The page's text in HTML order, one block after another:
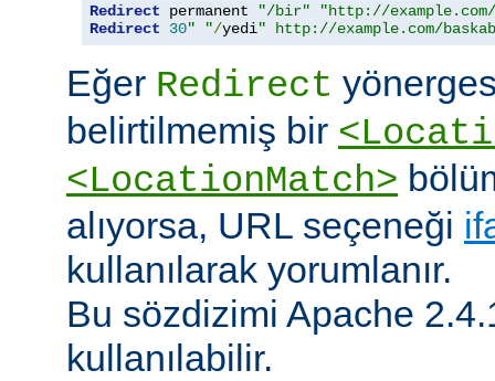
Redirect permanent "/bir"
"http://
Redirect
30" "/yedi" http://example.com/
Eğer Redirect
belirtilmemiş bir
<LocationMatch>
alıyorsa, URL seçeneği
kullanılarak yorumlanır.
Bu sözdizimi Apache
kullanılabilir.